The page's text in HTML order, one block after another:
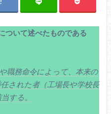
ついて述べたものである
職務命令によって、本来の
された者（工場長や学校長
する。